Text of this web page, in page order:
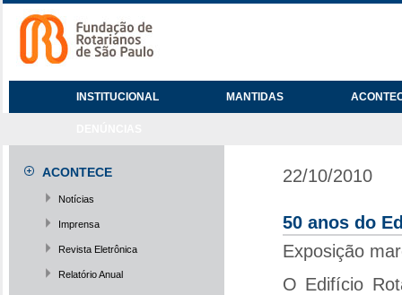
INSTITUCIONAL MANTIDAS
ACONTECE
Notícias
Imprensa
Revista Eletrônica
Relatório Anual
22/10/2010
50 anos do
Exposição
O Edifício